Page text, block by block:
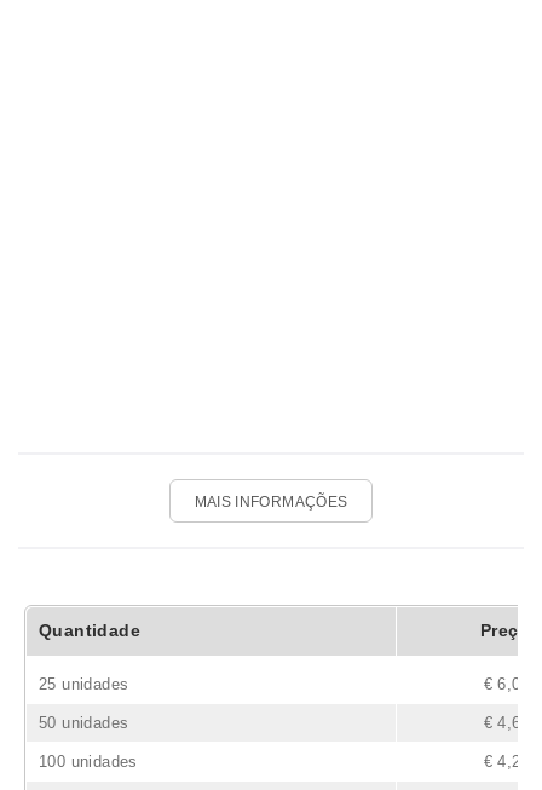
MAIS INFORMAÇÕES
Quantidade Preço
25 unidades € 6,02
50 unidades € 4,61
100 unidades € 4,20